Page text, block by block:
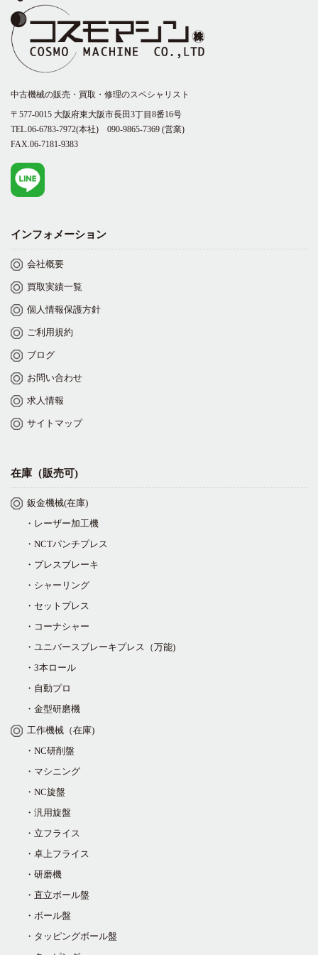
中古機械の販売・買取・修理のスペシャリスト
〒577-0015 大阪府東大阪市長田3丁目8番16号
TEL.06-6783-7972(本社)
090-9865-7369 (営業)
FAX.06-7181-9383
インフォメーション
会社概要
買取実績一覧
個人情報保護方針
ご利用規約
ブログ
お問い合わせ
求人情報
サイトマップ
在庫（販売可)
鈑金機械(在庫)
・レーザー加工機
・NCTパンチプレス
・プレスブレーキ
・シャーリング
・セットプレス
・コーナシャー
・ユニバースブレーキプレス（万能)
・3本ロール
・自動プロ
・金型研磨機
工作機械（在庫)
・NC研削盤
・マシニング
・NC旋盤
・汎用旋盤
・立フライス
・卓上フライス
・研磨機
・直立ボール盤
・ボール盤
・タッピングボール盤